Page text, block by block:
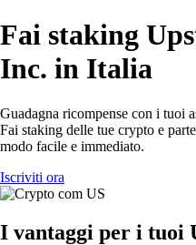
Fai staking
Inc. in Italia
Guadagna ricompense con i tuoi
Fai staking delle tue crypto e
modo facile e immediato.
Iscriviti ora
I vantaggi per i tuoi